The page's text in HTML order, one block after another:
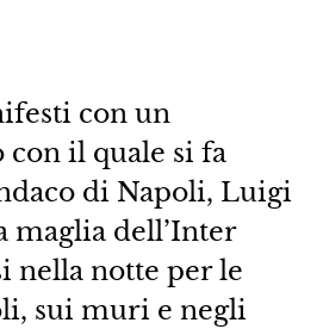
con un
il quale si fa
di Napoli, Luigi
maglia dell’Inter
nella notte per le
sui muri e negli